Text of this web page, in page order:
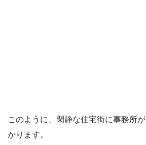
このように、閑静な住宅街に事務所
かります。